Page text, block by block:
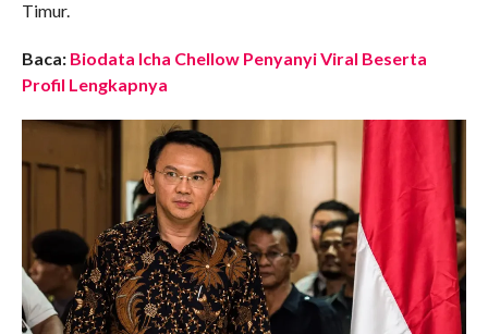
Timur.
Baca: Biodata Icha Chellow Penyanyi Viral Beserta
Profil Lengkapnya